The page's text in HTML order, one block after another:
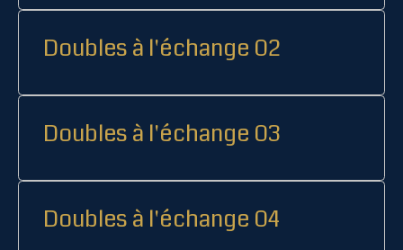
Doubles à l'échange 02
Doubles à l'échange 03
Doubles à l'échange 04